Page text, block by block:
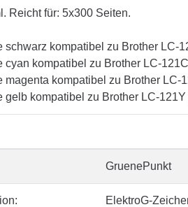
Reicht für: 5x300 Seiten.
schwarz kompatibel zu Brother LC-
cyan kompatibel zu Brother LC-
magenta kompatibel zu Brother LC-
gelb kompatibel zu Brother LC-
GruenePunkt
ElektroG-